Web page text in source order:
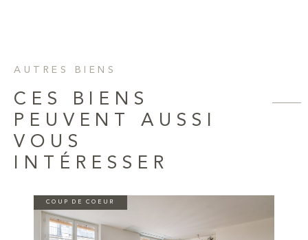
AUTRES BIENS
CES BIENS
PEUVENT AUSSI
VOUS
INTÉRESSER
COUP DE COEUR